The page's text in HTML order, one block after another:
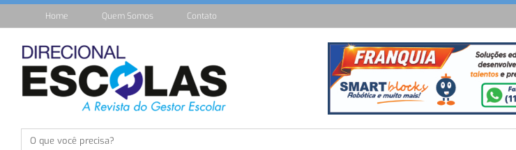
Home Quem Somos Contato